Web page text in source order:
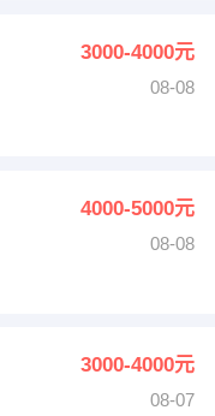
3000-4000元
08-08
4000-5000元
08-08
3000-4000元
08-07